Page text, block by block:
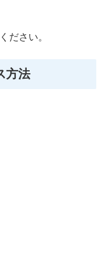
ださい。
方法